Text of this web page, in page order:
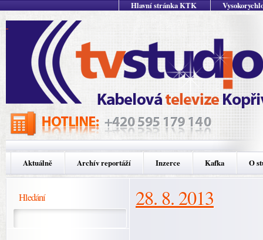
Hlavní stránka KTK
Aktuálně Archív reportáží Inzerce Kafka O
Hledání 28. 8. 2013